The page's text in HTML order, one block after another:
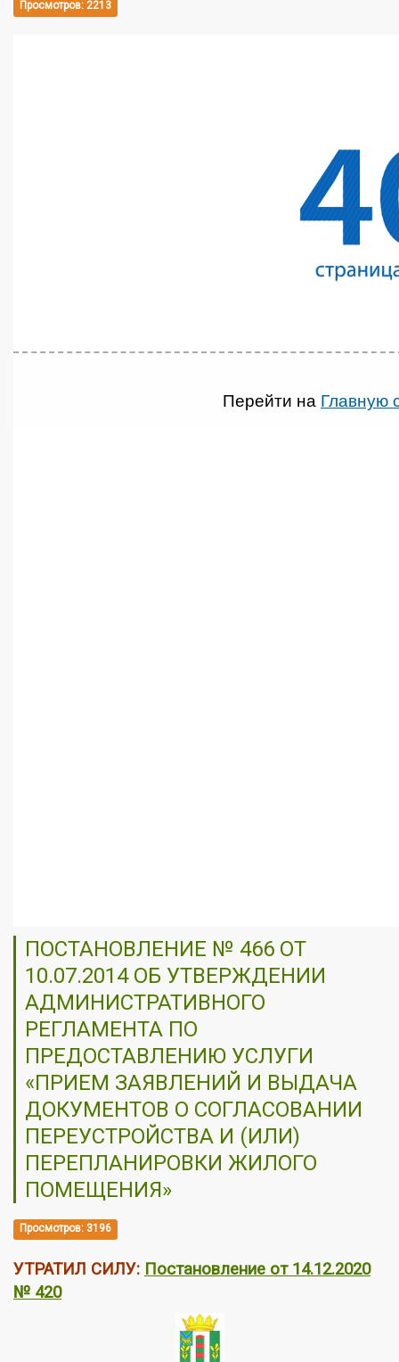
Просмотров: 2213
ПОСТАНОВЛЕНИЕ № 466 ОТ
10.07.2014 ОБ УТВЕРЖДЕНИИ
АДМИНИСТРАТИВНОГО
РЕГЛАМЕНТА ПО
ПРЕДОСТАВЛЕНИЮ УСЛУГИ
«ПРИЕМ ЗАЯВЛЕНИЙ И ВЫДАЧА
ДОКУМЕНТОВ О СОГЛАСОВАНИИ
ПЕРЕУСТРОЙСТВА И (ИЛИ)
ПЕРЕПЛАНИРОВКИ ЖИЛОГО
ПОМЕЩЕНИЯ»
Просмотров: 3196
УТРАТИЛ СИЛУ: Постановление от 14.12.2020
№ 420